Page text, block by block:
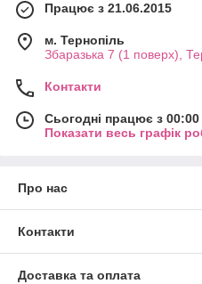
Працює з 21.06.2015
м. Тернопіль
Збаразька 7 (1 поверх),
Контакти
Сьогодні працює з
Показати весь графік
Про нас
Контакти
Доставка та оплата